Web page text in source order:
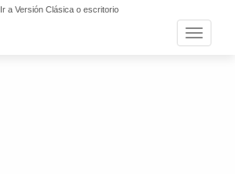
Ir a Versión Clásica o escritorio
Toggle